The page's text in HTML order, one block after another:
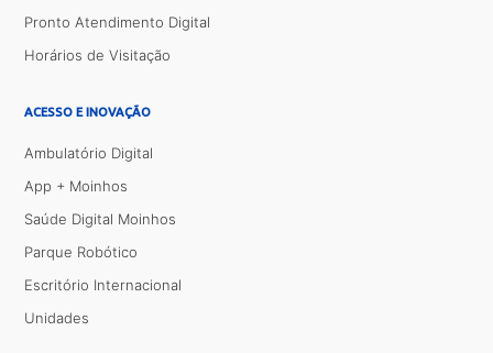
Pronto Atendimento Digital
Horários de Visitação
ACESSO E INOVAÇÃO
Ambulatório Digital
App + Moinhos
Saúde Digital Moinhos
Parque Robótico
Escritório Internacional
Unidades